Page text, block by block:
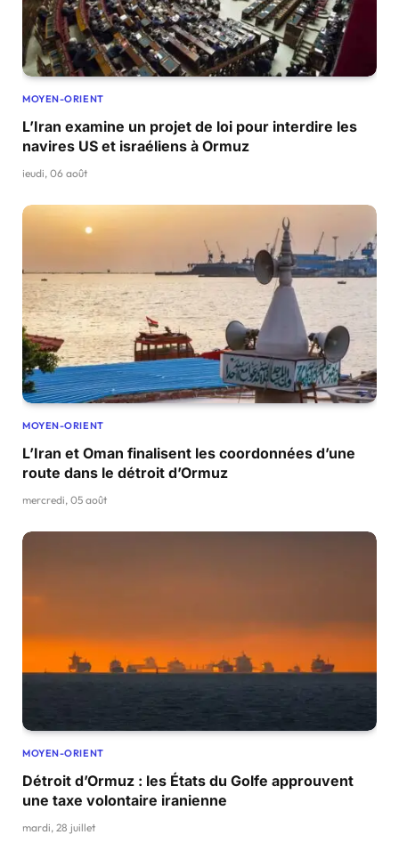
MOYEN-ORIENT
L’Iran examine un projet de loi pour interdire les
navires US et israéliens à Ormuz
jeudi, 06 août
MOYEN-ORIENT
L’Iran et Oman finalisent les coordonnées d’une
route dans le détroit d’Ormuz
mercredi, 05 août
MOYEN-ORIENT
Détroit d’Ormuz : les États du Golfe approuvent
une taxe volontaire iranienne
mardi, 28 juillet